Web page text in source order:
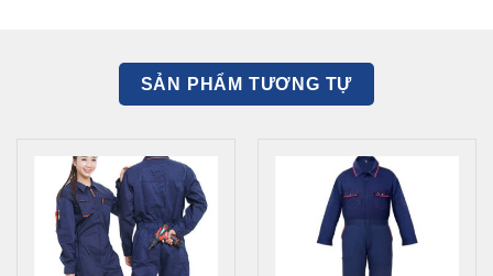
SẢN PHẨM TƯƠNG TỰ